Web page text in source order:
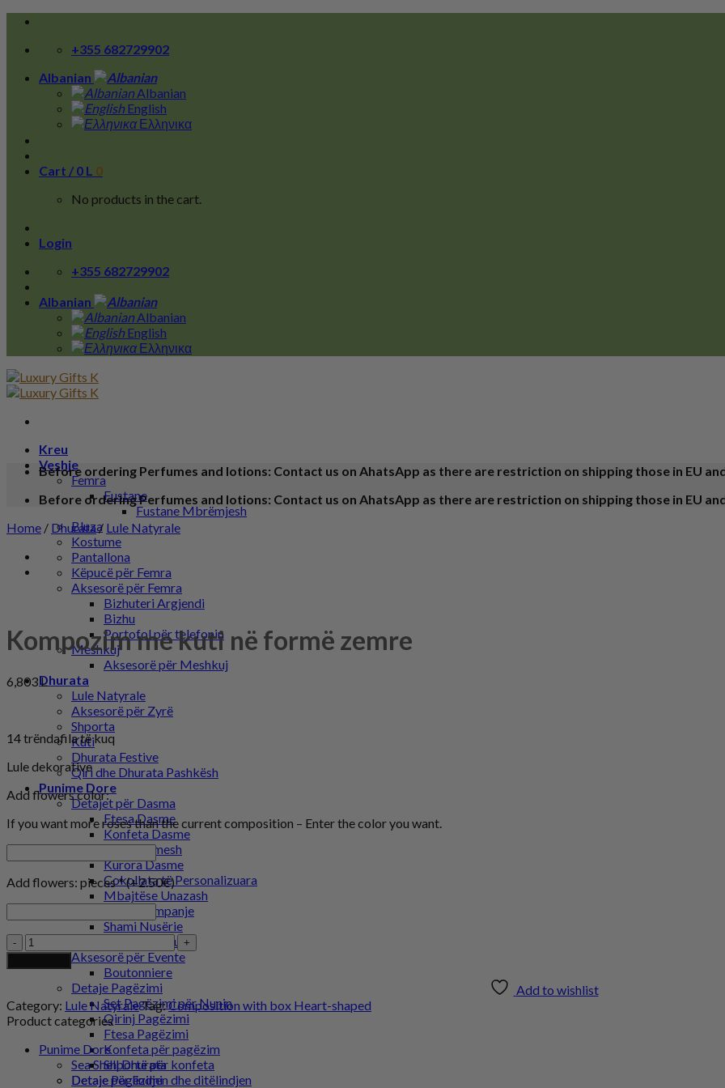
Skip
content
+355 682729902
Albanian
Albanian
English
Ελληνικα
Cart / 0 L 0
No products in the cart.
Login
+355 682729902
Albanian
Albanian
English
Ελληνικα
Kreu
Veshje
Femra
Fustane
Fustane Mbrëmjesh
Bluza
Kostume
Pantallona
Këpucë për Femra
Aksesorë për Femra
Bizhuteri Argjendi
Bizhu
Portofol për telefonin
Meshkuj
Aksesorë për Meshkuj
Dhurata
Lule Natyrale
Aksesorë për Zyrë
Shporta
Kuti
Dhurata Festive
Qiri dhe Dhurata Pashkësh
Punime Dore
Detajet për Dasma
Ftesa Dasme
Konfeta Dasme
Libër Urimesh
Kurora Dasme
Çokollata të Personalizuara
Mbajtëse Unazash
Gota Shampanje
Shami Nusërie
Shporta për lulet
Aksesorë për Evente
Boutonniere
Detaje Pagëzimi
Set Pagëzimi për Nunin
Qirinj Pagëzimi
Ftesa Pagëzimi
Konfeta për pagëzim
Shportë për konfeta
Detaje për lindjen dhe ditëlindjen
Before ordering Perfumes and lotions: Contact us on AhatsApp as there are restriction on shipping those in EU
Before ordering Perfumes and lotions: Contact us on AhatsApp as there are restriction on shipping those in EU
Home / Dhurata / Lule Natyrale
Kompozim me kuti në formë zemre
6,803L
14 trëndafila të kuq
Lule dekorative
Add flowers color:
If you want more roses than the current composition – Enter the color you want.
Add flowers: pieces * (+2.50€)
Kompozim
me
kuti
formë
zemre
Add to wishlist
Category: Lule NatyraleTag:Composition with box Heart-shaped
Product categories
Punime Dore
Sea Shell Dhurata
Detaje Pagëzimi